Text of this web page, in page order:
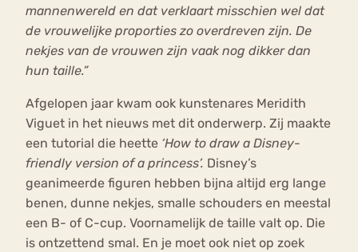
mannenwereld en dat verklaart misschien wel dat
de vrouwelijke proporties zo overdreven zijn. De
nekjes van de vrouwen zijn vaak nog dikker dan
hun taille.”
Afgelopen jaar kwam ook kunstenares Meridith
Viguet in het nieuws met dit onderwerp. Zij maakte
een tutorial die heette ‘How to draw a Disney-
friendly version of a princess’. Disney’s
geanimeerde figuren hebben bijna altijd erg lange
benen, dunne nekjes, smalle schouders en meestal
een B- of C-cup. Voornamelijk de taille valt op. Die
is ontzettend smal. En je moet ook niet op zoek